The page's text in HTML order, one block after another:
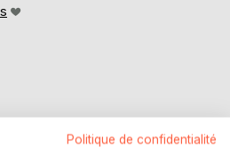
Politique de confidentialité